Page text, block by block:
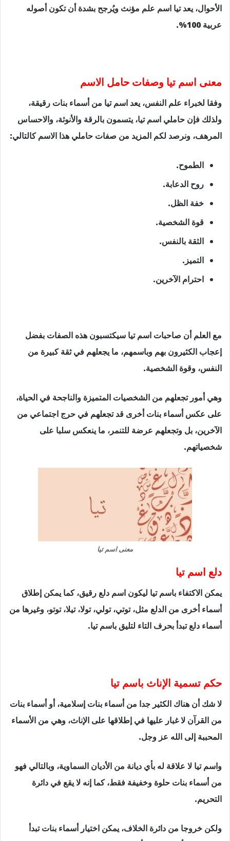
الأحوال، يعد تيا اسم علم مؤنث ويُرجح بشدة أن تكون أصوله
عربية 100%.
معنى اسم تيا وصفات حامل الاسم
وفقا لخبراء علم النفس، يعد اسم تيا من أسماء بنات رقيقة،
ولذلك فإن حاملي اسم تيا، يتسمون بالرقة والأنوثة، والاحساس
المرهف، ونرصد لكم المزيد من صفات حاملي هذا الاسم كالتالي:
الطموح.
روح الدعابة.
خفة الظل.
قوة الشخصية.
الثقة بالنفس.
التميز.
احترام الآخرين.
مع العلم أن صاحبات اسم تيا سيكتسبون هذه الصفات بفضل
إعجاب الكثيرون بهم وباسمهم، ما يجعلهم في ثقة كبيرة من
النفس، وقوة الشخصية.
وهي أمور تجعلهم من الشخصيات المتميزة والناجحة في الحياة،
على عكس أسماء بنات أخرى قد تجعلهم في حرج اجتماعي من
الآخرين، بل وتجعلهم عرضة للتنمر، ما ينعكس سلبا على
شخصياتهم.
معنى اسم تيا
دلع اسم تيا
يمكن الاكتفاء باسم تيا ليكون اسم دلع رقيق، كما يمكن إطلاق
أسماء أخرى من الدلع مثل، توتي، تولي، تولا، تيلا، توتو، وغيرها من
أسماء دلع تبدأ بحرف التاء لتليق باسم تيا.
حكم تسمية الإناث باسم تيا
لا شك أن هناك الكثير جدا من أسماء بنات إسلامية، أو أسماء بنات
من القرآن لا غبار عليها في إطلاقها على الإناث، وهي من الأسماء
المحببة إلى الله عز وجل.
واسم تيا لا علاقة له بأي ديانة من الأديان السماوية، وبالتالي فهو
من أسماء بنات حلوة وخفيفة فقط، كما إنه لا يقع في دائرة
التحريم.
ولكن خروجا من دائرة الخلاف، يمكن اختيار أسماء بنات تبدأ